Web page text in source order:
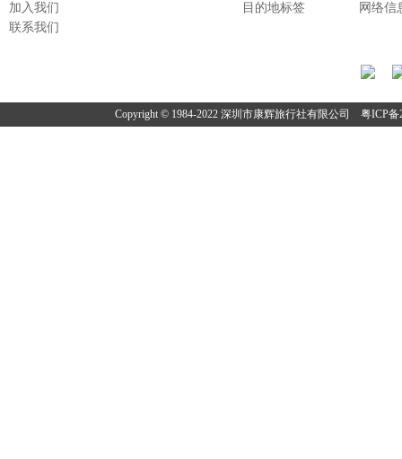
加入我们
联系我们
目的地标签
网络信
Copyright © 1984-2022 深圳市康辉旅行社有限公司粤ICP备